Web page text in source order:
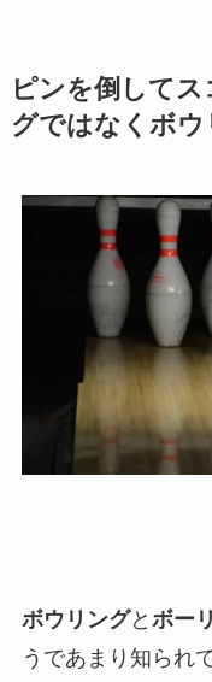
ピンを倒して
グではなくボ
ボウリングと ボー
うであまり知られ